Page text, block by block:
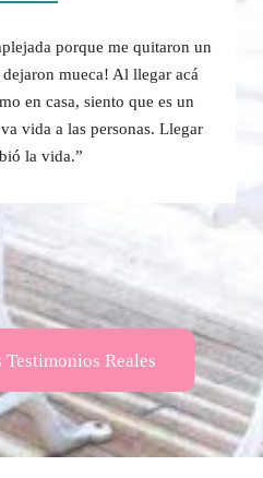
porque me quitaron un
mueca! Al llegar acá
en casa, siento que es un
vida a las personas. Llegar
la vida.”
Testimonios Reales